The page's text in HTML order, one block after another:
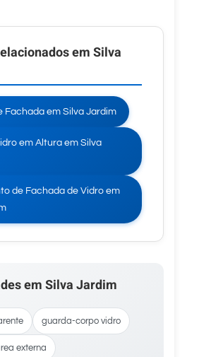
em Silva
Fachada em Silva Jardim
em Altura em Silva
de Fachada de Vidro em
em Silva Jardim
guarda-corpo vidro
externa